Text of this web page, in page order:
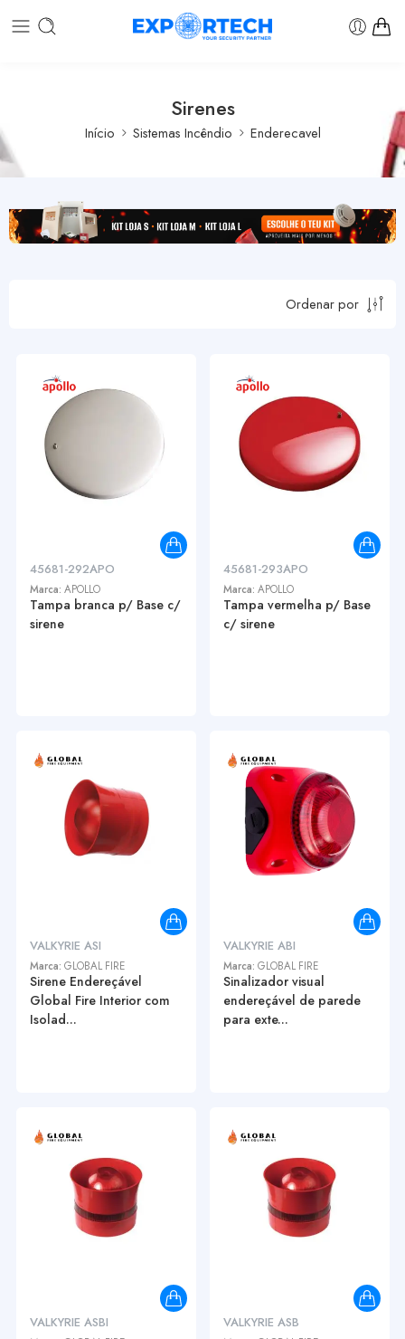
Sirenes
Início Sistemas Incêndio Enderecavel
Ordenar por
45681-292APO
Marca: APOLLO
Tampa branca p/ Base c/
sirene
45681-293APO
Marca: APOLLO
Tampa vermelha p/ Base
c/ sirene
VALKYRIE ASI
Marca: GLOBAL FIRE
Sirene Endereçável
Global Fire Interior com
Isolad...
VALKYRIE ABI
Marca: GLOBAL FIRE
Sinalizador visual
endereçável de parede
para exte...
VALKYRIE ASBI VALKYRIE ASB